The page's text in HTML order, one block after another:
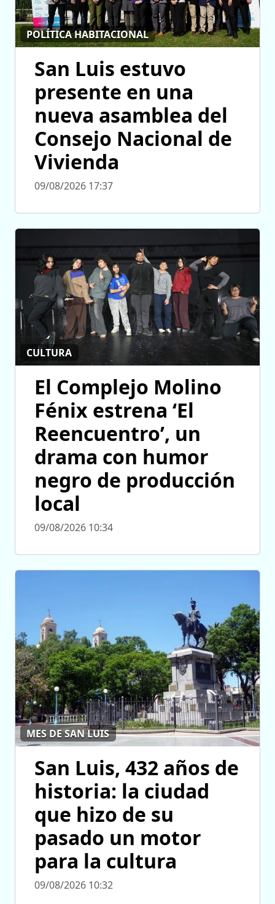
POLÍTICA HABITACIONAL
San Luis estuvo
presente en una
nueva asamblea del
Consejo Nacional de
Vivienda
09/08/2026 17:37
CULTURA
El Complejo Molino
Fénix estrena ‘El
Reencuentro’, un
drama con humor
negro de producción
local
09/08/2026 10:34
MES DE SAN LUIS
San Luis, 432 años de
historia: la ciudad
que hizo de su
pasado un motor
para la cultura
09/08/2026 10:32